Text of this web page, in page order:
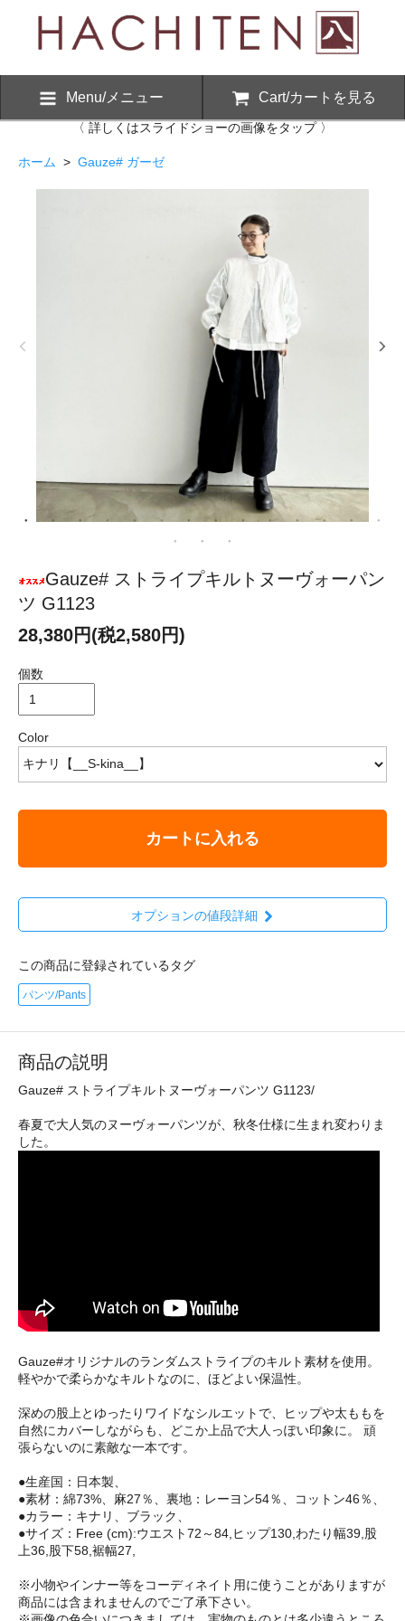
Menu/メニュー Cart/カートを見る
〈 詳しくはスライドショーの画像をタップ 〉
ホーム > Gauze# ガーゼ
Gauze# ストライプキルトヌーヴォーパン
ツ G1123
28,380円(税2,580円)
個数
Color
カートに入れる
オプションの値段詳細
この商品に登録されているタグ
パンツ/Pants
商品の説明
Gauze# ストライプキルトヌーヴォーパンツ G1123/
春夏で大人気のヌーヴォーパンツが、秋冬仕様に生まれ変わりま
した。
Gauze#オリジナルのランダムストライプのキルト素材を使用。
軽やかで柔らかなキルトなのに、ほどよい保温性。
深めの股上とゆったりワイドなシルエットで、ヒップや太ももを
自然にカバーしながらも、どこか上品で大人っぽい印象に。 頑
張らないのに素敵な一本です。
●生産国：日本製、
●素材：綿73%、麻27％、裏地：レーヨン54％、コットン46％、
●カラー：キナリ、ブラック、
●サイズ：Free (cm):ウエスト72～84,ヒップ130,わたり幅39,股
上36,股下58,裾幅27,
※小物やインナー等をコーディネイト用に使うことがありますが
商品には含まれませんのでご了承下さい。